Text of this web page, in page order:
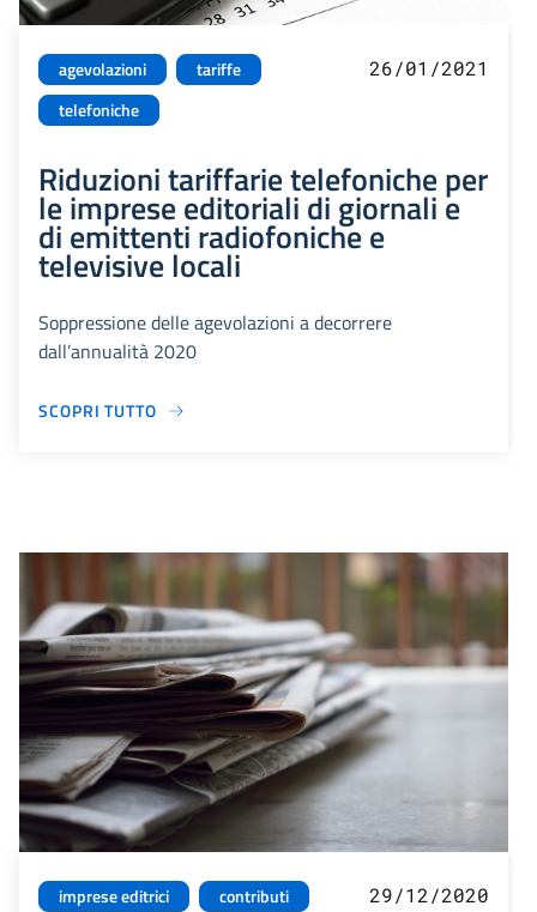
agevolazioni
tariffe
telefoniche
26/01/2021
Riduzioni tariffarie telefoniche per
le imprese editoriali di giornali e
di emittenti radiofoniche e
televisive locali
Soppressione delle agevolazioni a decorrere
dall’annualità 2020
SCOPRI TUTTO
imprese editrici contributi 29/12/2020